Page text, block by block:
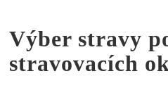
Výber stravy
stravovacích